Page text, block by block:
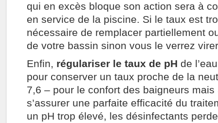
qui en excès bloque son action sera à
en service de la piscine. Si le taux est
nécessaire de remplacer partiellement
de votre bassin sinon vous le verrez
Enfin, régulariser le taux de pH de
pour conserver un taux proche de la
7,6 – pour le confort des baigneurs mais
s’assurer une parfaite efficacité du
un pH trop élevé, les désinfectants